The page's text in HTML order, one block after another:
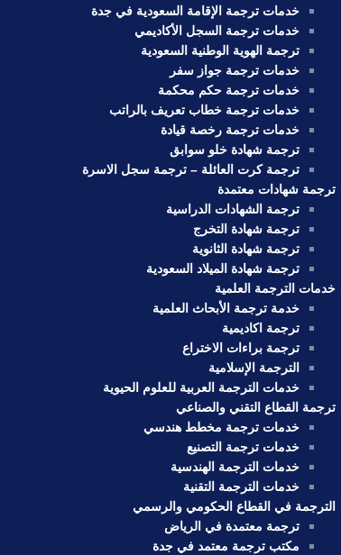
خدمات ترجمة الإقامة السعودية في جدة
خدمات ترجمة السجل الأكاديمي
ترجمة الهوية الوطنية السعودية
خدمات ترجمة جواز سفر
خدمات ترجمة حكم محكمة
خدمات ترجمة خطاب تعريف بالراتب
خدمات ترجمة رخصة قيادة
ترجمة شهادة خلو سوابق
ترجمة كرت العائلة – ترجمة سجل الاسرة
ترجمة شهادات معتمدة
ترجمة الشهادات الدراسية
ترجمة شهادة التخرج
ترجمة شهادة الثانوية
ترجمة شهادة الميلاد السعودية
خدمات الترجمة العلمية
خدمة ترجمة الأبحاث العلمية
ترجمة اكاديمية
ترجمة براءات الاختراع
الترجمة الإسلامية
خدمات الترجمة العربية للعلوم الحيوية
ترجمة القطاع التقني والصناعي
خدمات ترجمة مخطط هندسي
خدمات ترجمة التصنيع
خدمات الترجمة الهندسية
خدمات الترجمة التقنية
الترجمة في القطاع الحكومي والرسمي
ترجمة معتمدة في الرياض
مكتب ترجمة معتمد في جدة